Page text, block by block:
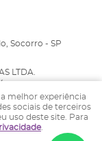
Socorro - SP
LTDA.
melhor experiência
sociais de terceiros
uso deste site. Para
.